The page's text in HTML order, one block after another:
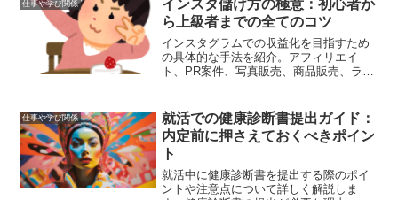
仕事や学び関係
インスタ儲け方の極意：初心者か
ら上級者までの全てのコツ
インスタグラムでの収益化を目指すため
の具体的な手法を紹介。アフィリエイ
ト、PR案件、写真販売、商品販売、ライ
仕事や学び関係
就活での健康診断書提出ガイド：
内定前に押さえておくべきポイン
ト
就活中に健康診断書を提出する際のポイ
ントや注意点について詳しく解説しま